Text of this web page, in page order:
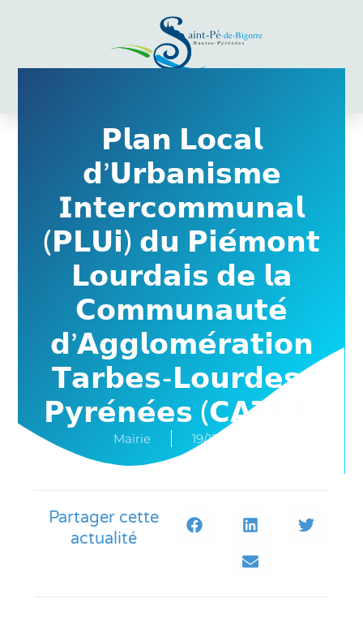
𝗣𝗹𝗮𝗻 𝗟𝗼𝗰𝗮𝗹
𝗱’𝗨𝗿𝗯𝗮𝗻𝗶𝘀𝗺𝗲
𝗜𝗻𝘁𝗲𝗿𝗰𝗼𝗺𝗺𝘂𝗻𝗮𝗹
(𝗣𝗟𝗨𝗶) 𝗱𝘂 𝗣𝗶𝗲́𝗺𝗼𝗻𝘁
𝗟𝗼𝘂𝗿𝗱𝗮𝗶𝘀 𝗱𝗲 𝗹𝗮
𝗖𝗼𝗺𝗺𝘂𝗻𝗮𝘂𝘁𝗲́
𝗱’𝗔𝗴𝗴𝗹𝗼𝗺𝗲́𝗿𝗮𝘁𝗶𝗼𝗻
𝗧𝗮𝗿𝗯𝗲𝘀-𝗟𝗼𝘂𝗿𝗱𝗲𝘀-
𝗣𝘆𝗿𝗲́𝗻𝗲́𝗲𝘀 (𝗖𝗔𝗧𝗟𝗣)
Mairie 19/12/2025
Partager cette
actualité